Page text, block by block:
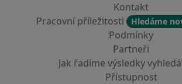
Kontakt
Pracovní příležitosti
Hledáme
Podmínky
Partneři
Jak řadíme výsledky
Přístupnost